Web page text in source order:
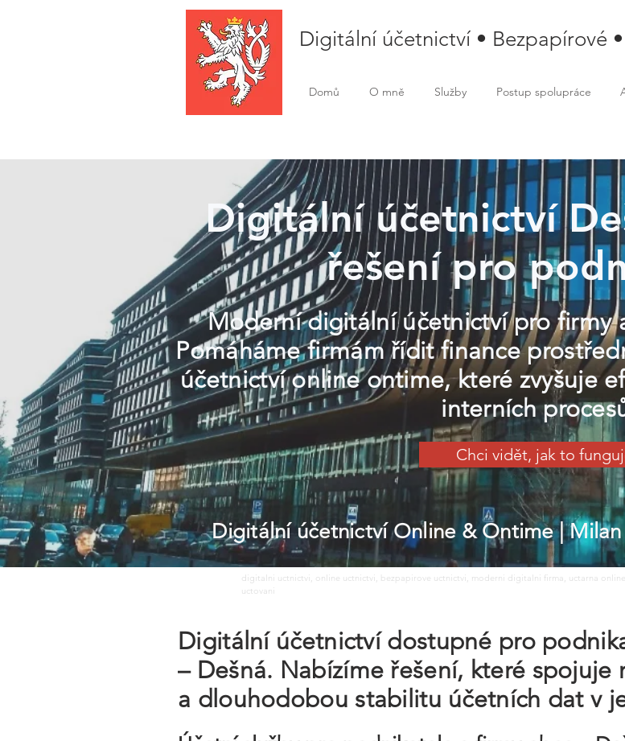
Digitální účetnictví • Bezpapírové
Domů O mně Služby Postup spolupráce
Digitální účetnictví
řešení pro
Moderní digitální účetnictví pro firmy
Pomáháme firmám řídit finance
účetnictví online ontime, které zvyšuje
interních
Chci vidět, jak to
Digitální účetnictví Online & Ontime|
digitalni uctnictvi, online uctnictvi, bezpapirove uctnictvi, moderni digitalni firma, uctarna
uctovani
Digitální účetnictví dostupné pro
– Dešná. Nabízíme řešení, které spojuje
a dlouhodobou stabilitu účetních dat v